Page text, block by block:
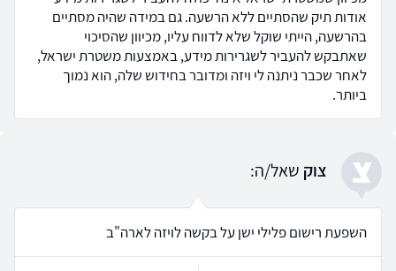
אודות תיק שהסתיים ללא הרשעה. גם במידה שהיה מסתיים
בהרשעה, הייתי שוקל שלא לדווח עליו, מכיוון שהסיכוי
שאתבקש להעביר לשגרירות מידע, באמצעות משטרת ישראל,
לאחר שכבר ניתנה לי ויזה ומדובר בחידוש שלה, הוא נמוך
ביותר.
צ צוק שאל/ה:
השפעת רישום פלילי ישן על בקשה לויזה לארה"ב